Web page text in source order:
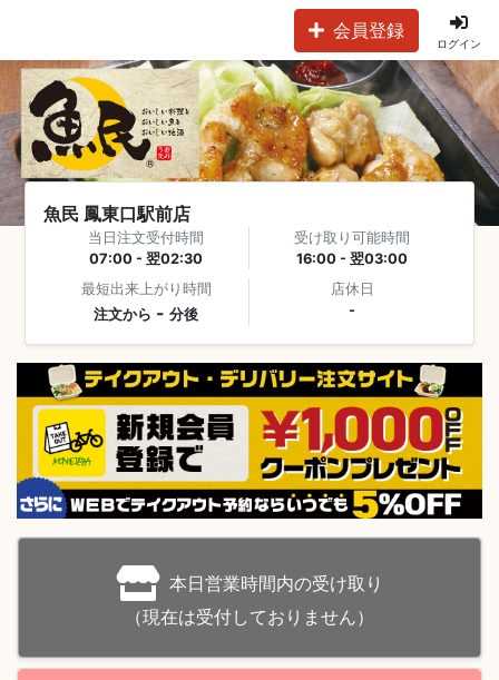
会員登録
ログイン
魚民 鳳東口駅前店
当日注文受付時間
07:00 - 翌02:30
受け取り可能時間
16:00 - 翌03:00
最短出来上がり時間
注文から - 分後
店休日
-
本日営業時間内の受け取り
（現在は受付しておりません）